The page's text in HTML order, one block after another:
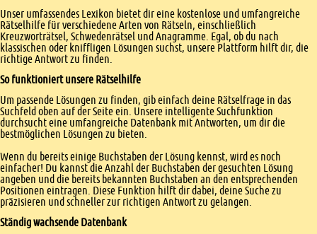
Unser umfassendes Lexikon bietet dir eine kostenlose und umfangreiche
Rätselhilfe für verschiedene Arten von Rätseln, einschließlich
Kreuzworträtsel, Schwedenrätsel und Anagramme. Egal, ob du nach
klassischen oder kniffligen Lösungen suchst, unsere Plattform hilft dir, die
richtige Antwort zu finden.
So funktioniert unsere Rätselhilfe
Um passende Lösungen zu finden, gib einfach deine Rätselfrage in das
Suchfeld oben auf der Seite ein. Unsere intelligente Suchfunktion
durchsucht eine umfangreiche Datenbank mit Antworten, um dir die
bestmöglichen Lösungen zu bieten.
Wenn du bereits einige Buchstaben der Lösung kennst, wird es noch
einfacher! Du kannst die Anzahl der Buchstaben der gesuchten Lösung
angeben und die bereits bekannten Buchstaben an den entsprechenden
Positionen eintragen. Diese Funktion hilft dir dabei, deine Suche zu
präzisieren und schneller zur richtigen Antwort zu gelangen.
Ständig wachsende Datenbank